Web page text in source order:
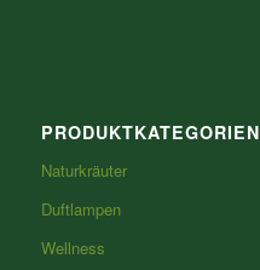
PRODUKTKATEGORIEN
Naturkräuter
Duftlampen
Wellness